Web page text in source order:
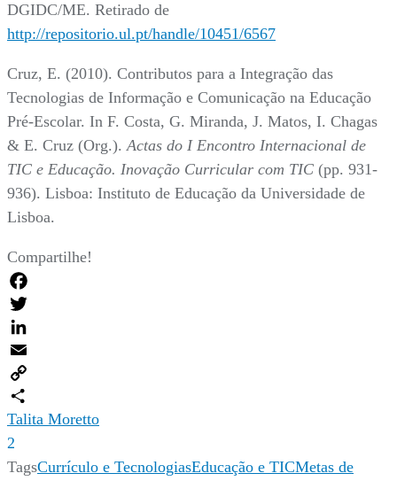
DGIDC/ME. Retirado de
http://repositorio.ul.pt/handle/10451/6567
Cruz, E. (2010). Contributos para a Integração das
Tecnologias de Informação e Comunicação na Educação
Pré-Escolar. In F. Costa, G. Miranda, J. Matos, I. Chagas
& E. Cruz (Org.).Actas do I Encontro Internacional de
TIC e Educação. Inovação Curricular com TIC (pp. 931-
936). Lisboa: Instituto de Educação da Universidade de
Lisboa.
Compartilhe!
Facebook
Twitter
LinkedIn
Email
Copy
Link
Compartilhar
Talita Moretto
2
TagsCurrículo e TecnologiasEducação e TICMetas de